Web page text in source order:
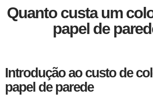
Quanto custa um
papel de
Introdução ao custo de
papel de parede